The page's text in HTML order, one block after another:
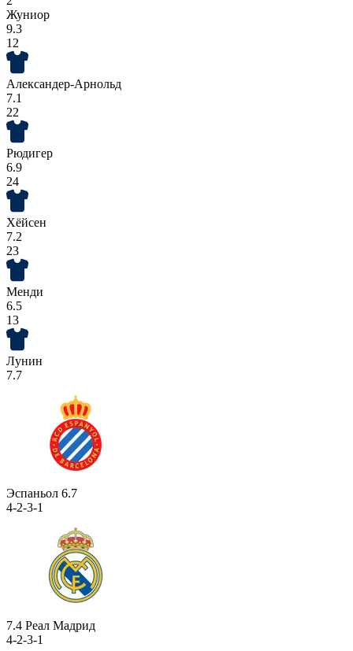
Жуниор
9.3
12
Александер-Арнольд
7.1
22
Рюдигер
6.9
24
Хёйсен
7.2
23
Менди
6.5
13
Лунин
7.7
Эспаньол 6.7
4-2-3-1
7.4 Реал Мадрид
4-2-3-1